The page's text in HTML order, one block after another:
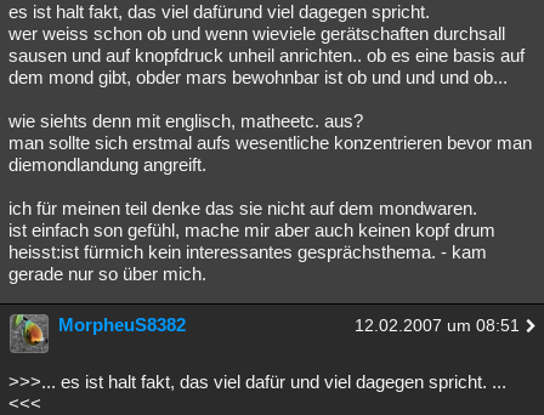
es ist halt fakt, das viel dafürund viel dagegen spricht.
wer weiss schon ob und wenn wieviele gerätschaften durchsall
sausen und auf knopfdruck unheil anrichten.. ob es eine basis auf
dem mond gibt, obder mars bewohnbar ist ob und und und ob...
wie siehts denn mit englisch, matheetc. aus?
man sollte sich erstmal aufs wesentliche konzentrieren bevor man
diemondlandung angreift.
ich für meinen teil denke das sie nicht auf dem mondwaren.
ist einfach son gefühl, mache mir aber auch keinen kopf drum
heisst:ist fürmich kein interessantes gesprächsthema. - kam
gerade nur so über mich.
MorpheuS8382 12.02.2007 um 08:51
>>>... es ist halt fakt, das viel dafür und viel dagegen spricht. ...
<<<